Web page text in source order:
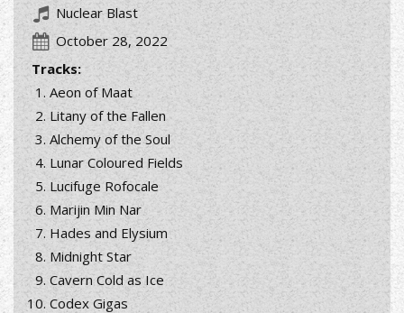
Nuclear Blast
October 28, 2022
Tracks:
Aeon of Maat
Litany of the Fallen
Alchemy of the Soul
Lunar Coloured Fields
Lucifuge Rofocale
Marijin Min Nar
Hades and Elysium
Midnight Star
Cavern Cold as Ice
Codex Gigas